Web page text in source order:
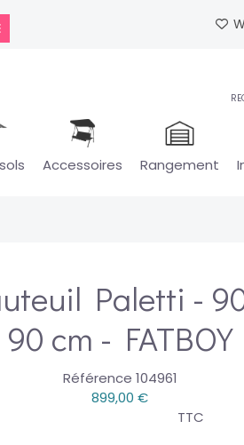
Accessoires Rangement
Paletti -
90 cm - FATBOY
Référence 104961
899,00 €
TTC